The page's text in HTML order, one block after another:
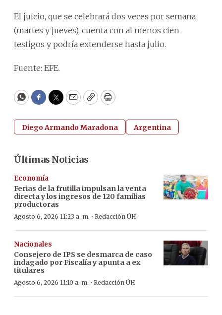
El juicio, que se celebrará dos veces por semana
(martes y jueves), cuenta con al menos cien
testigos y podría extenderse hasta julio.
Fuente: EFE.
WhatsApp
Facebook
Twitter
EmailCopyPrint
Diego Armando Maradona Argentina
Últimas Noticias
Economía
Ferias de la frutilla impulsan la venta
directa y los ingresos de 120 familias
productoras
Agosto 6, 2026 11:23 a. m. · Redacción ÚH
Nacionales
Consejero de IPS se desmarca de caso
indagado por Fiscalía y apunta a ex
titulares
Agosto 6, 2026 11:10 a. m. · Redacción ÚH